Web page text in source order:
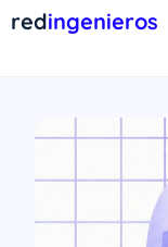
redingenieros